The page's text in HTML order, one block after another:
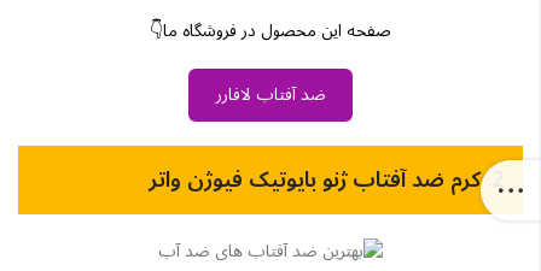
صفحه این محصول در فروشگاه ما👇
ضد آفتاب لافارر
2. کرم ضد آفتاب ژنو بایوتیک فیوژن واتر